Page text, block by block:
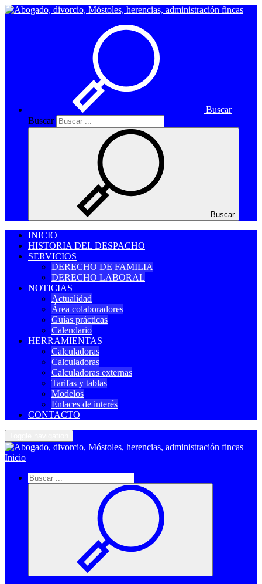
Buscar
Buscar
Buscar
INICIO
HISTORIA DEL DESPACHO
SERVICIOS
DERECHO DE FAMILIA
DERECHO LABORAL
NOTICIAS
Actualidad
Área colaboradores
Guías prácticas
Calendario
HERRAMIENTAS
Calculadoras
Calculadoras
Calculadoras externas
Tarifas y tablas
Modelos
Enlaces de interés
CONTACTO
Inicio